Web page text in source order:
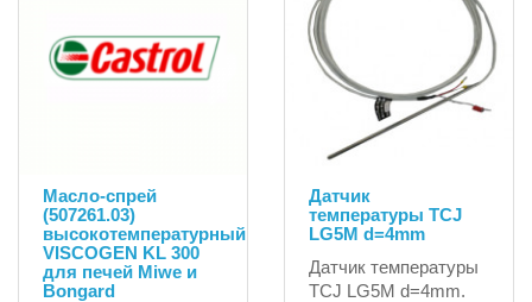
Масло-спрей
(507261.03)
высокотемпературный
VISCOGEN KL 300
для печей Miwe и
Bongard
Датчик
температуры TCJ
LG5M d=4mm
Датчик температуры
TCJ LG5M d=4mm.